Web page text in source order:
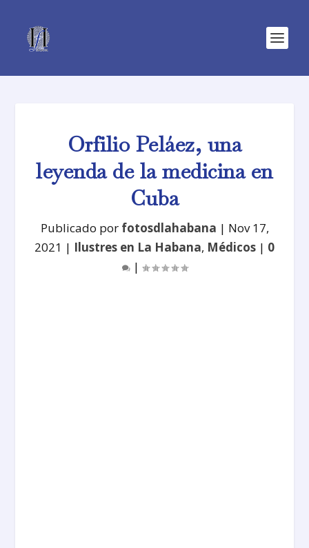
Orfilio Peláez, una
leyenda de la medicina en
Cuba
Publicado por fotosdlahabana | Nov 17,
2021 | Ilustres en La Habana, Médicos | 0
|